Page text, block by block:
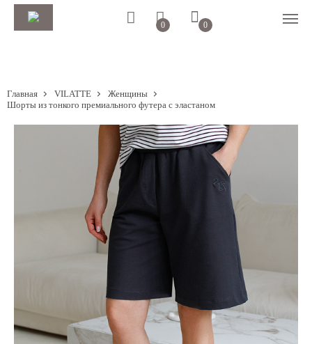
0 0
Главная VILATTE
Женщины
Шорты из тонкого премиального футера с эластаном